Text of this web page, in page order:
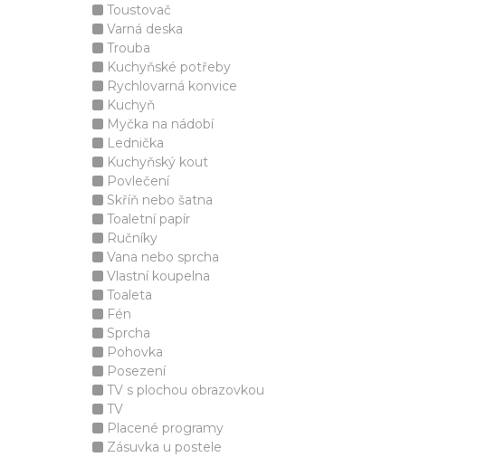
Toustovač
Varná deska
Trouba
Kuchyňské potřeby
Rychlovarná konvice
Kuchyň
Myčka na nádobí
Lednička
Kuchyňský kout
Povlečení
Skříň nebo šatna
Toaletní papír
Ručníky
Vana nebo sprcha
Vlastní koupelna
Toaleta
Fén
Sprcha
Pohovka
Posezení
TV s plochou obrazovkou
TV
Placené programy
Zásuvka u postele